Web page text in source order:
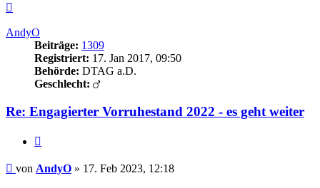
AndyO
Beiträge: 1309
Registriert: 17. Jan 2017, 09:50
Behörde: DTAG a.D.
Geschlecht:
Re: Engagierter Vorruhestand 2022 - es geht weiter
Beitrag
von AndyO » 17. Feb 2023, 12:18